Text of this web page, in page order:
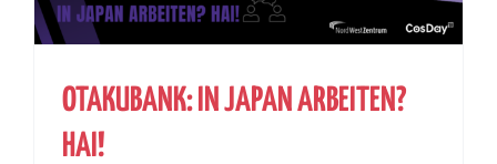
OTAKUBANK: IN JAPAN ARBEITEN?
HAI!